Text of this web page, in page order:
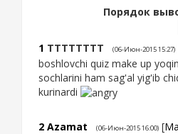
Порядок
1 TTTTTTTT (06-Июн-2015 15:27)
boshlovchi quiz make up
sochlarini ham sag'al yig'ib
kurinardi
2 Azamat (06-Июн-2015 16:00) [